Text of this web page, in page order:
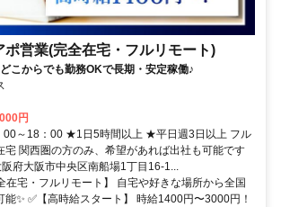
ポ営業(完全在宅・フルリモート)
こからでも勤務OKで長期・安定稼働♪
円
00～18：00 ★1日5時間以上 ★平日週3日以上 フル
宅 関西圏の方のみ、希望があれば出社も可能です
阪府大阪市中央区南船場1丁目16-1...
在宅・フルリモート】 自宅や好きな場所から全国
能✨ ✅【高時給スタート】 時給1400円〜3000円！